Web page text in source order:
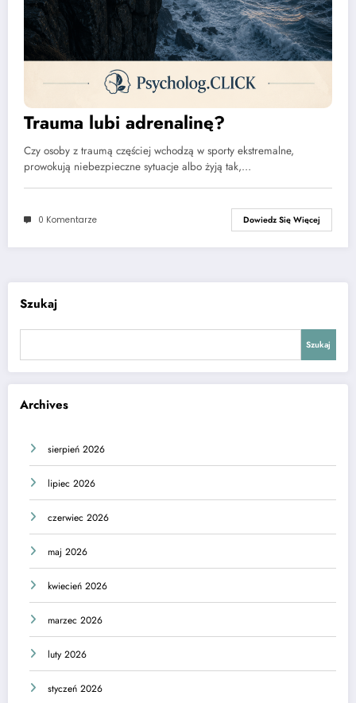
Trauma lubi adrenalinę?
Czy osoby z traumą częściej wchodzą w sporty ekstremalne,
prowokują niebezpieczne sytuacje albo żyją tak,…
0 Komentarze Dowiedz Się Więcej
Szukaj
Szukaj
Archives
sierpień 2026
lipiec 2026
czerwiec 2026
maj 2026
kwiecień 2026
marzec 2026
luty 2026
styczeń 2026